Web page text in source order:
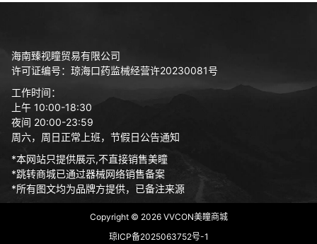
海南臻视瞳贸易有限公司
许可证编号：琼海口药监械经营许20230081号
工作时间：
上午 10:00-18:30
夜间 20:00-23:59
周六，周日正常上班，节假日公告通知
*本网站只提供展示,不直接销售美瞳
*跳转商城已通过器械网络销售备案
*所有图文均为品牌方提供，已备注来源
Copyright © 2026VVCON美瞳商城
琼ICP备2025063752号-1